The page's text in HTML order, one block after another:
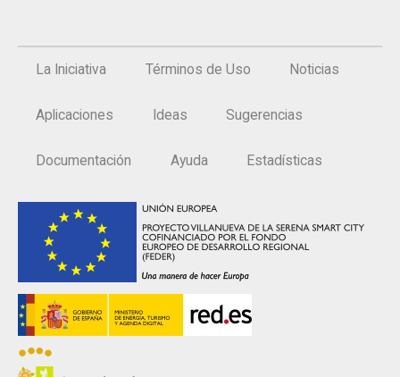
La Iniciativa Términos de Uso Noticias
Aplicaciones Ideas Sugerencias
Documentación Ayuda Estadísticas